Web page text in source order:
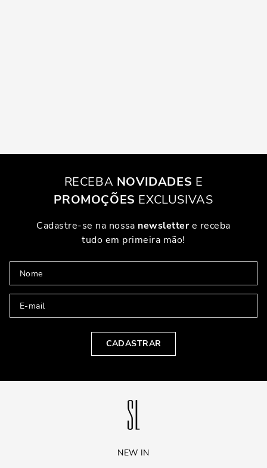
RECEBA NOVIDADES E
PROMOÇÕES EXCLUSIVAS
Cadastre-se na nossa newslettere receba
tudo em primeira mão!
CADASTRAR
NEW IN